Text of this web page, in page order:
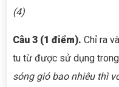
(4)
Câu 3 (1 điểm). Chỉ ra
tu từ được sử dụng
sóng gió bao nhiêu thì